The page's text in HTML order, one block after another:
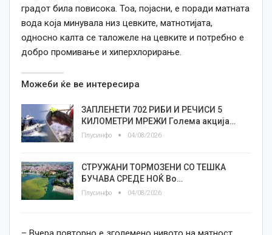
градот била повисока. Тоа, појасни, е поради матната
вода која минувала низ цевките, матнотијата,
односно калта се таложеле на цевките и потребно е
добро промивање и хиперхлорирање.
Можеби ќе ве интересира
ЗАПЛЕНЕТИ 702 РИБИ И РЕЧИСИ 5
КИЛОМЕТРИ МРЕЖИ Голема акција…
Плусинфо 04/08/2026
СТРУЖАНИ ТОРМОЗЕНИ СО ТЕШКА
БУЧАВА СРЕДЕ НОЌ Во…
Плусинфо 04/08/2026